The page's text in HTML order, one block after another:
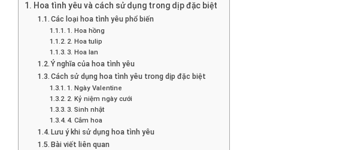
Hoa tình yêu và cách sử dụng trong dịp đặc biệt
Các loại hoa tình yêu phổ biến
1. Hoa hồng
2. Hoa tulip
3. Hoa lan
Ý nghĩa của hoa tình yêu
Cách sử dụng hoa tình yêu trong dịp đặc biệt
1. Ngày Valentine
2. Kỷ niệm ngày cưới
3. Sinh nhật
4. Cắm hoa
Lưu ý khi sử dụng hoa tình yêu
Bài viết liên quan